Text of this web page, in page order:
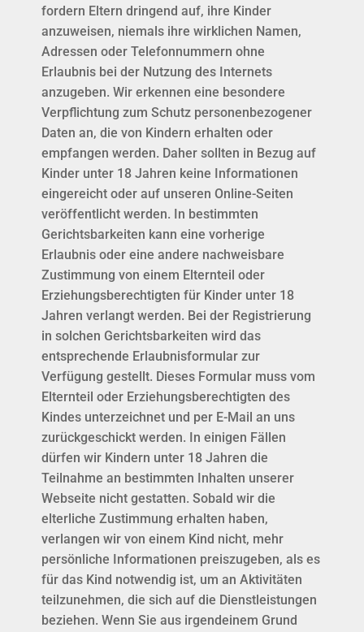
fordern Eltern dringend auf, ihre Kinder
anzuweisen, niemals ihre wirklichen Namen,
Adressen oder Telefonnummern ohne
Erlaubnis bei der Nutzung des Internets
anzugeben. Wir erkennen eine besondere
Verpflichtung zum Schutz personenbezogener
Daten an, die von Kindern erhalten oder
empfangen werden. Daher sollten in Bezug auf
Kinder unter 18 Jahren keine Informationen
eingereicht oder auf unseren Online-Seiten
veröffentlicht werden. In bestimmten
Gerichtsbarkeiten kann eine vorherige
Erlaubnis oder eine andere nachweisbare
Zustimmung von einem Elternteil oder
Erziehungsberechtigten für Kinder unter 18
Jahren verlangt werden. Bei der Registrierung
in solchen Gerichtsbarkeiten wird das
entsprechende Erlaubnisformular zur
Verfügung gestellt. Dieses Formular muss vom
Elternteil oder Erziehungsberechtigten des
Kindes unterzeichnet und per E-Mail an uns
zurückgeschickt werden. In einigen Fällen
dürfen wir Kindern unter 18 Jahren die
Teilnahme an bestimmten Inhalten unserer
Webseite nicht gestatten. Sobald wir die
elterliche Zustimmung erhalten haben,
verlangen wir von einem Kind nicht, mehr
persönliche Informationen preiszugeben, als es
für das Kind notwendig ist, um an Aktivitäten
teilzunehmen, die sich auf die Dienstleistungen
beziehen. Wenn Sie aus irgendeinem Grund